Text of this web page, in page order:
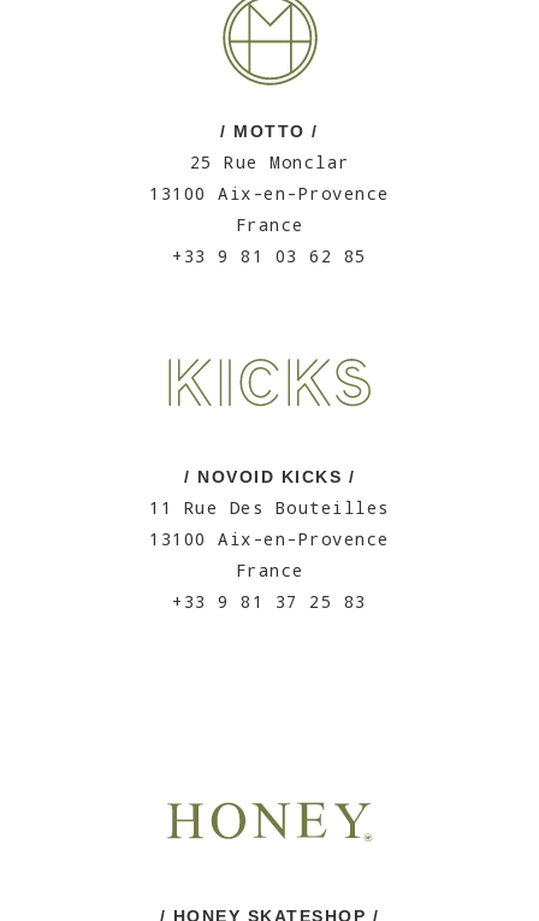
/ MOTTO /
25 Rue Monclar
13100 Aix-en-Provence
France
+33 9 81 03 62 85
/ NOVOID KICKS /
11 Rue Des Bouteilles
13100 Aix-en-Provence
France
+33 9 81 37 25 83
/ HONEY SKATESHOP /